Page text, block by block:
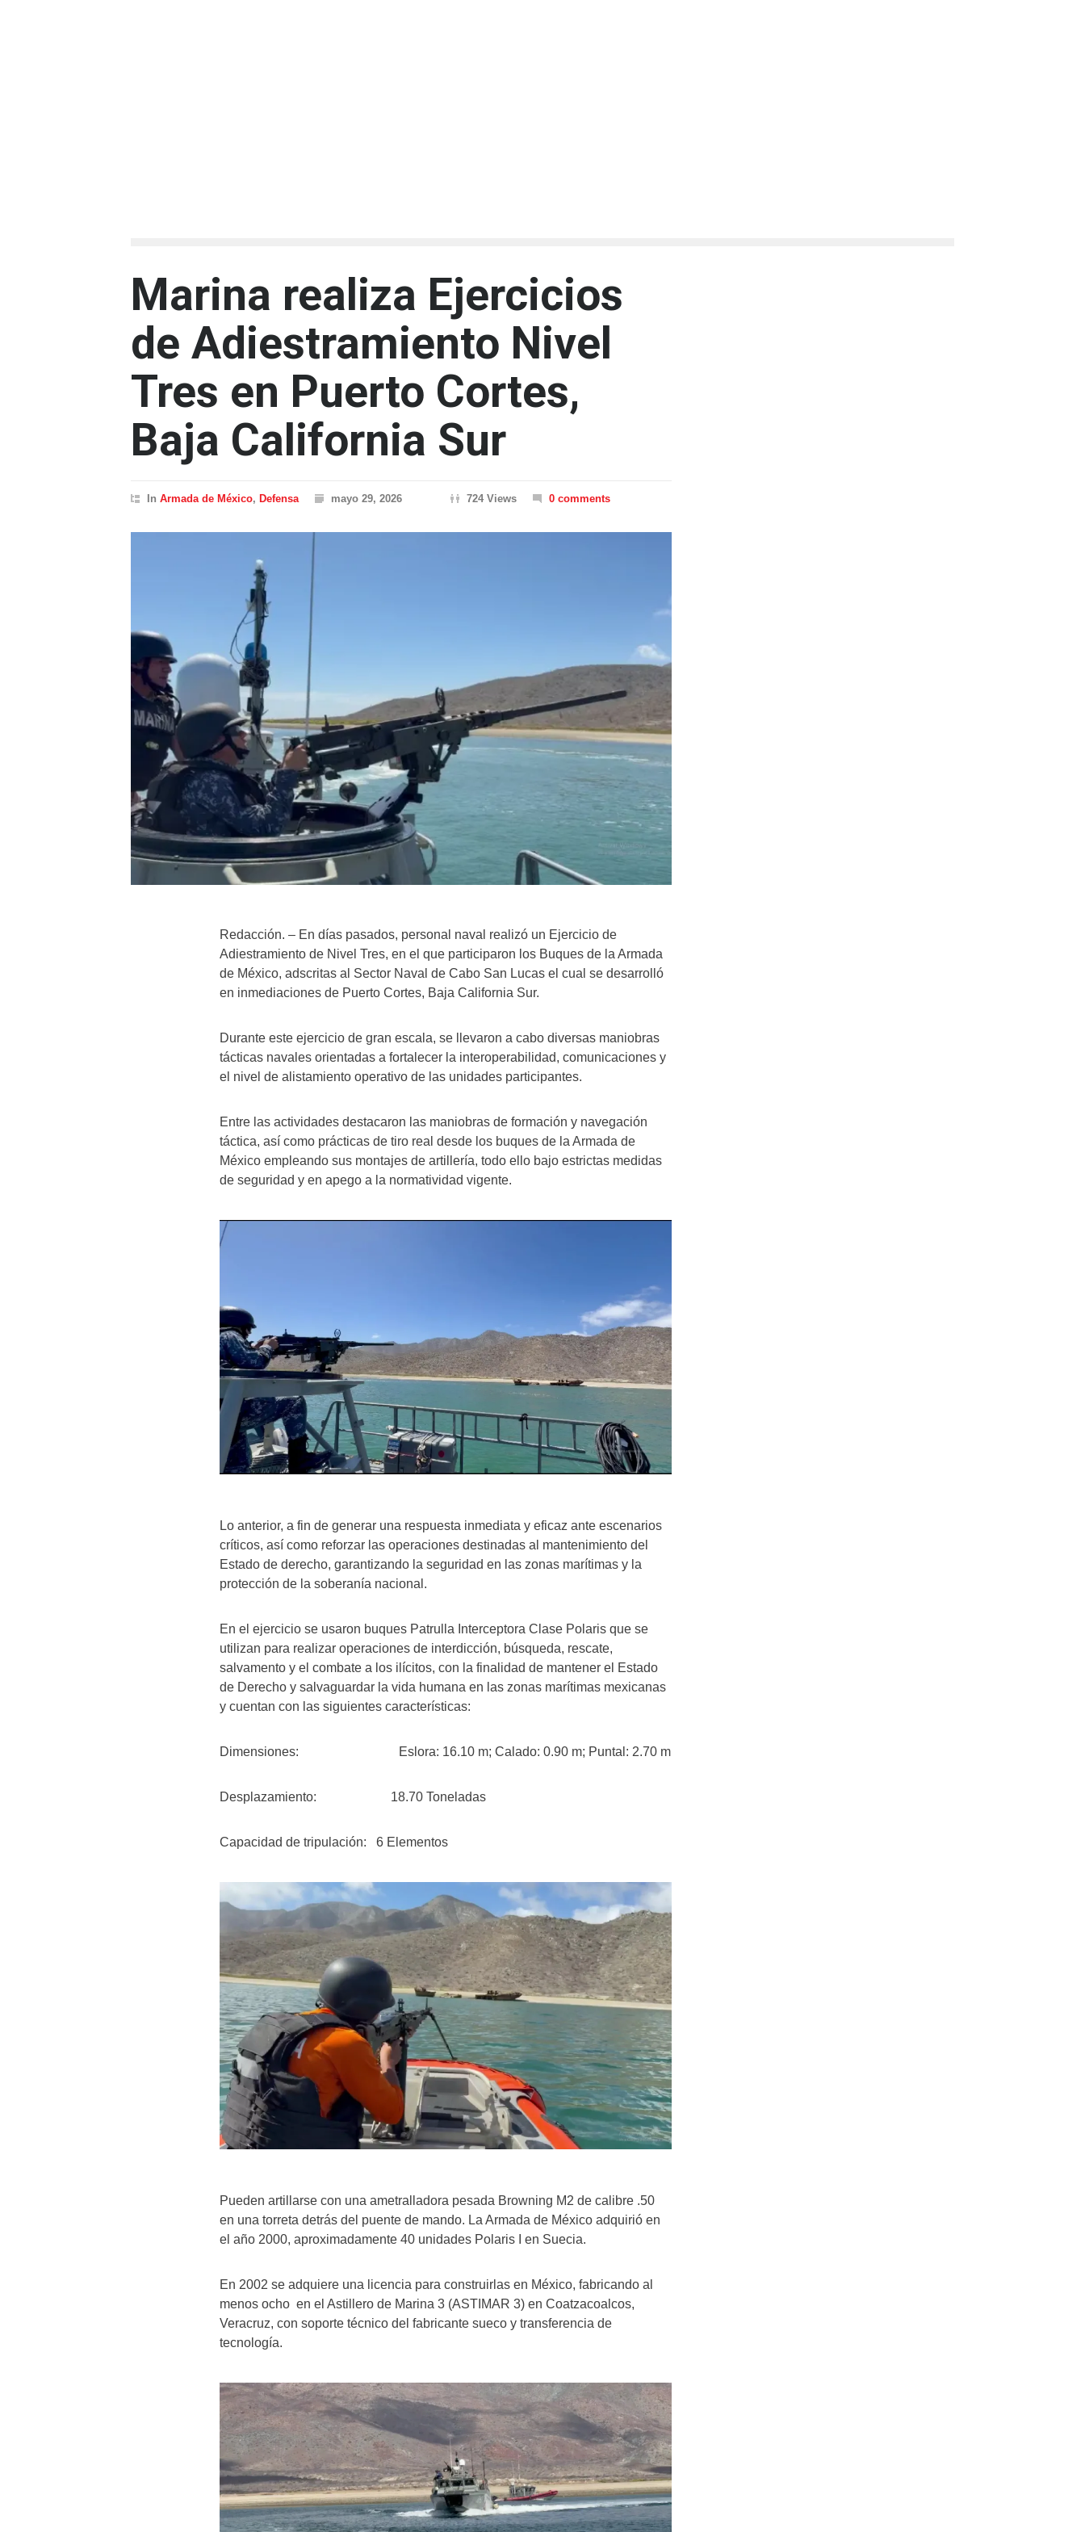
Marina realiza Ejercicios
de Adiestramiento Nivel
Tres en Puerto Cortes,
Baja California Sur
In Armada de México, Defensa mayo 29, 2026 724 Views 0 comments
Redacción. – En días pasados, personal naval realizó un Ejercicio de
Adiestramiento de Nivel Tres, en el que participaron los Buques de la Armada
de México, adscritas al Sector Naval de Cabo San Lucas el cual se desarrolló
en inmediaciones de Puerto Cortes, Baja California Sur.
Durante este ejercicio de gran escala, se llevaron a cabo diversas maniobras
tácticas navales orientadas a fortalecer la interoperabilidad, comunicaciones y
el nivel de alistamiento operativo de las unidades participantes.
Entre las actividades destacaron las maniobras de formación y navegación
táctica, así como prácticas de tiro real desde los buques de la Armada de
México empleando sus montajes de artillería, todo ello bajo estrictas medidas
de seguridad y en apego a la normatividad vigente.
Lo anterior, a fin de generar una respuesta inmediata y eficaz ante escenarios
críticos, así como reforzar las operaciones destinadas al mantenimiento del
Estado de derecho, garantizando la seguridad en las zonas marítimas y la
protección de la soberanía nacional.
En el ejercicio se usaron buques Patrulla Interceptora Clase Polaris que se
utilizan para realizar operaciones de interdicción, búsqueda, rescate,
salvamento y el combate a los ilícitos, con la finalidad de mantener el Estado
de Derecho y salvaguardar la vida humana en las zonas marítimas mexicanas
y cuentan con las siguientes características:
Dimensiones: Eslora: 16.10 m; Calado: 0.90 m; Puntal: 2.70 m
Desplazamiento: 18.70 Toneladas
Capacidad de tripulación: 6 Elementos
Pueden artillarse con una ametralladora pesada Browning M2 de calibre .50
en una torreta detrás del puente de mando. La Armada de México adquirió en
el año 2000, aproximadamente 40 unidades Polaris I en Suecia.
En 2002 se adquiere una licencia para construirlas en México, fabricando al
menos ocho en el Astillero de Marina 3 (ASTIMAR 3) en Coatzacoalcos,
Veracruz, con soporte técnico del fabricante sueco y transferencia de
tecnología.